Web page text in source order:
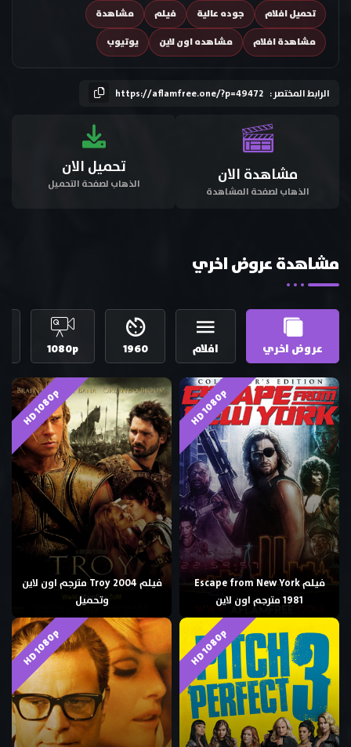
تحميل افلام
جوده عالية فيلم
مشاهدة
مشاهدة افلام
مشاهده اون لاين يوتيوب
الرابط المختصر : https://aflamfree.one/?p=49472
مشاهدة الان
الذهاب لصفحة المشاهدة
تحميل الان
الذهاب لصفحة التحميل
مشاهدة عروض اخري
عروض اخري افلام 1960
1080p
HD 1080p
فيلم Escape from New York
1981 مترجم اون لاين
HD 1080p
فيلم Troy 2004 مترجم اون لاين
وتحميل
HD 1080p
HD 1080p